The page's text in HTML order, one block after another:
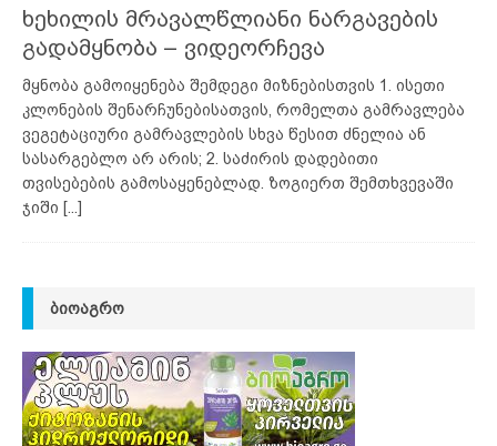
ხეხილის მრავალწლიანი ნარგავების
გადამყნობა – ვიდეორჩევა
მყნობა გამოიყენება შემდეგი მიზნებისთვის 1. ისეთი
კლონების შენარჩუნებისათვის, რომელთა გამრავლება
ვეგეტაციური გამრავლების სხვა წესით ძნელია ან
სასარგებლო არ არის; 2. საძირის დადებითი
თვისებების გამოსაყენებლად. ზოგიერთ შემთხვევაში
ჯიში [...]
ᲑᲘᲝᲐᲒᲠᲝ